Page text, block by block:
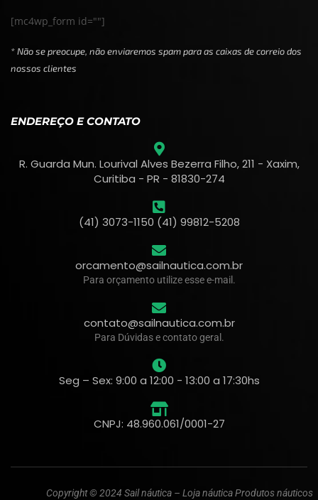
[mc4wp_form id=""]
* Não se preocupe, não enviaremos spam para as caixas de correio dos
nossos clientes
ENDEREÇO E CONTATO
R. Guarda Mun. Lourival Alves Bezerra Filho, 211 - Xaxim,
Curitiba - PR - 81830-274
(41) 3073-1150 (41) 99812-5208
orcamento@sailnautica.com.br
Para orçamento utilize esse e-mail.
contato@sailnautica.com.br
Para Dúvidas e contato geral.
Seg – Sex: 9:00 a 12:00 - 13:00 a 17:30hs
CNPJ: 48.960.061/0001-27
Copyright © 2024 Sail náutica – Loja náutica Produtos náuticos